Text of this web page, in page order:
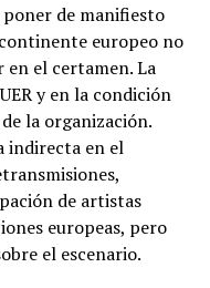
poner de manifiesto
europeo no
el certamen. La
y en la condición
la organización.
indirecta en el
de artistas
europeas, pero
el escenario.